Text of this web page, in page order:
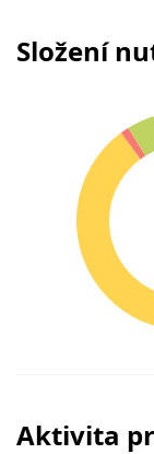
Složení
Aktivita